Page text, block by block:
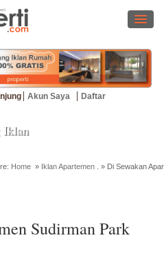
Akun Saya Daftar
Iklan
Home » Iklan Apartemen . » Di Sewakan
Sudirman Park